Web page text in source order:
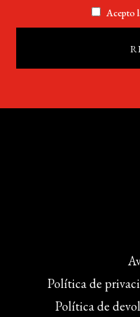
Acepto
Política de
Política de